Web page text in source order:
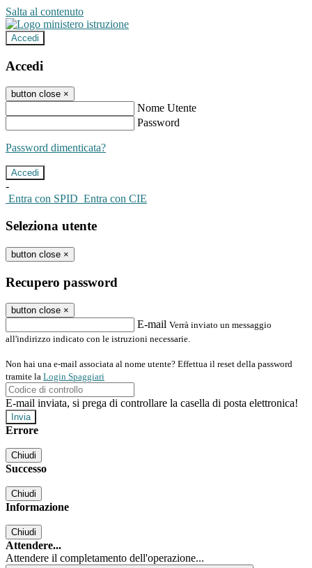
Salta al contenuto
Accedi
Accedi
button close ×
Nome Utente
Password
Password dimenticata?
-
Entra con SPID Entra con CIE
Seleziona utente
button close ×
Recupero password
button close ×
E-mail Verrà inviato un messaggio
all'indirizzo indicato con le istruzioni necessarie.
Non hai una e-mail associata al nome utente? Effettua il reset della password
tramite la Login Spaggiari
E-mail inviata, si prega di controllare la casella di posta elettronica!
Errore
Chiudi
Successo
Chiudi
Informazione
Chiudi
Attendere...
Attendere il completamento dell'operazione...